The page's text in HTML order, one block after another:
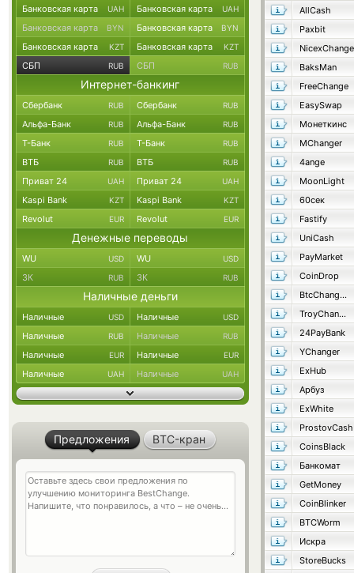
AllCash
Paxbit
BaksMan
FreeChange
EasySwap
Монеткинс
MChanger
4ange
MoonLight
60сек
Fastify
UniCash
PayMarket
CoinDrop
BtcChange24
TroyChange
24PayBank
YChanger
ExHub
Арбуз
ExWhite
ProstovCash
CoinsBlack
Банкомат
GetMoney
CoinBlinker
BTCWorm
Искра
StoreBucks
Банковская карта UAH Банковская карта UAH
Банковская карта BYN Банковская карта BYN
Банковская карта KZT Банковская карта KZT
СБП RUB СБП RUB
Интернет-банкинг
Сбербанк RUB Сбербанк RUB
Альфа-Банк RUB Альфа-Банк RUB
Т-Банк RUB Т-Банк RUB
ВТБ RUB ВТБ RUB
Приват 24 UAH Приват 24 UAH
Kaspi Bank KZT Kaspi Bank KZT
Revolut EUR Revolut EUR
Денежные переводы
WU USD WU USD
ЗК RUB ЗК RUB
Наличные деньги
Наличные USD Наличные USD
Наличные RUB Наличные RUB
Наличные EUR Наличные EUR
Наличные UAH Наличные UAH
Предложения BTC-кран